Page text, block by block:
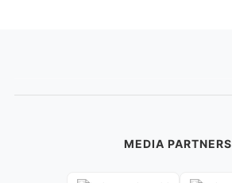
MEDIA PARTNERS